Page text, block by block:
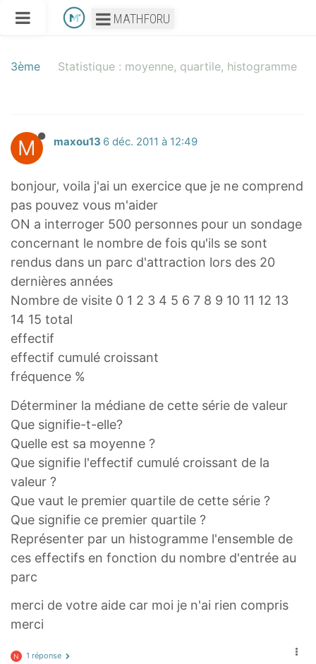
MATHFORU
3ème Statistique : moyenne, quartile, histogramme
M maxou13 6 déc. 2011 à 12:49
bonjour, voila j'ai un exercice que je ne comprend
pas pouvez vous m'aider
ON a interroger 500 personnes pour un sondage
concernant le nombre de fois qu'ils se sont
rendus dans un parc d'attraction lors des 20
dernières années
Nombre de visite 0 1 2 3 4 5 6 7 8 9 10 11 12 13
14 15 total
effectif
effectif cumulé croissant
fréquence %
Déterminer la médiane de cette série de valeur
Que signifie-t-elle?
Quelle est sa moyenne ?
Que signifie l'effectif cumulé croissant de la
valeur ?
Que vaut le premier quartile de cette série ?
Que signifie ce premier quartile ?
Représenter par un histogramme l'ensemble de
ces effectifs en fonction du nombre d'entrée au
parc
merci de votre aide car moi je n'ai rien compris
merci
N 1 réponse